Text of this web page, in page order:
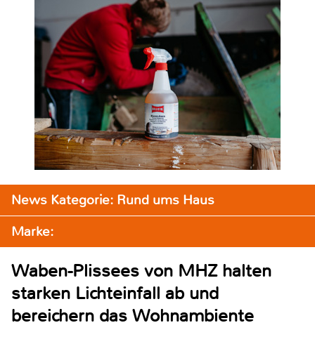
News Kategorie: Rund ums Haus
Marke:
Waben-Plissees von MHZ halten
starken Lichteinfall ab und
bereichern das Wohnambiente